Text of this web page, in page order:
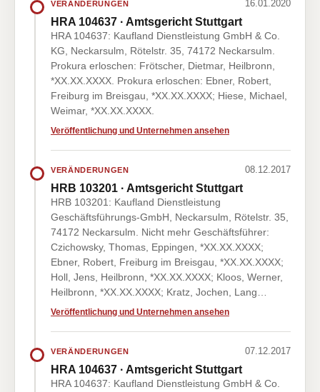
VERÄNDERUNGEN 16.01.2020
HRA 104637 · Amtsgericht Stuttgart
HRA 104637: Kaufland Dienstleistung GmbH & Co.
KG, Neckarsulm, Rötelstr. 35, 74172 Neckarsulm.
Prokura erloschen: Frötscher, Dietmar, Heilbronn,
*XX.XX.XXXX. Prokura erloschen: Ebner, Robert,
Freiburg im Breisgau, *XX.XX.XXXX; Hiese, Michael,
Weimar, *XX.XX.XXXX.
Veröffentlichung und Unternehmen ansehen
VERÄNDERUNGEN 08.12.2017
HRB 103201 · Amtsgericht Stuttgart
HRB 103201: Kaufland Dienstleistung
Geschäftsführungs-GmbH, Neckarsulm, Rötelstr. 35,
74172 Neckarsulm. Nicht mehr Geschäftsführer:
Czichowsky, Thomas, Eppingen, *XX.XX.XXXX;
Ebner, Robert, Freiburg im Breisgau, *XX.XX.XXXX;
Holl, Jens, Heilbronn, *XX.XX.XXXX; Kloos, Werner,
Heilbronn, *XX.XX.XXXX; Kratz, Jochen, Lang…
Veröffentlichung und Unternehmen ansehen
VERÄNDERUNGEN 07.12.2017
HRA 104637 · Amtsgericht Stuttgart
HRA 104637: Kaufland Dienstleistung GmbH & Co.